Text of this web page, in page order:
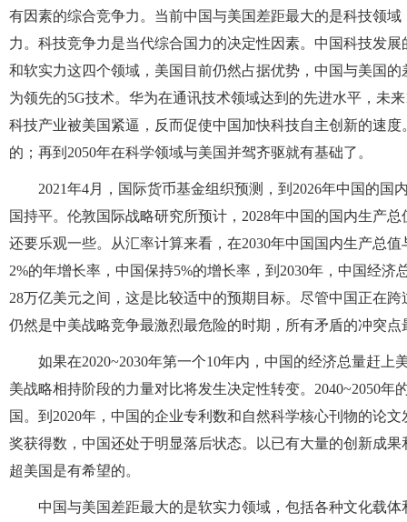
有因素的综合竞争力。当前中国与美国差距最大的是科技领
力。科技竞争力是当代综合国力的决定性因素。中国科技发
和软实力这四个领域，美国目前仍然占据优势，中国与美国
为领先的5G技术。华为在通讯技术领域达到的先进水平，未
科技产业被美国紧逼，反而促使中国加快科技自主创新的速
的；再到2050年在科学领域与美国并驾齐驱就有基础了。
2021年4月，国际货币基金组织预测，到2026年中国的国
国持平。伦敦国际战略研究所预计，2028年中国的国内生产
还要乐观一些。从汇率计算来看，在2030年中国国内生产总
2%的年增长率，中国保持5%的增长率，到2030年，中国经
28万亿美元之间，这是比较适中的预期目标。尽管中国正在
仍然是中美战略竞争最激烈最危险的时期，所有矛盾的冲突
如果在2020~2030年第一个10年内，中国的经济总量赶上
美战略相持阶段的力量对比将发生决定性转变。2040~2050
国。到2020年，中国的企业专利数和自然科学核心刊物的论
奖获得数，中国还处于明显落后状态。以已有大量的创新成
超美国是有希望的。
中国与美国差距最大的是软实力领域，包括各种文化载